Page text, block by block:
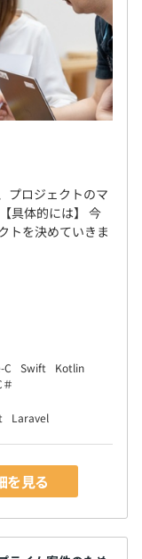
プロジェクトのマ
具体的には】 今
トを決めていきま
C Swift
Kotlin
Laravel
を見る